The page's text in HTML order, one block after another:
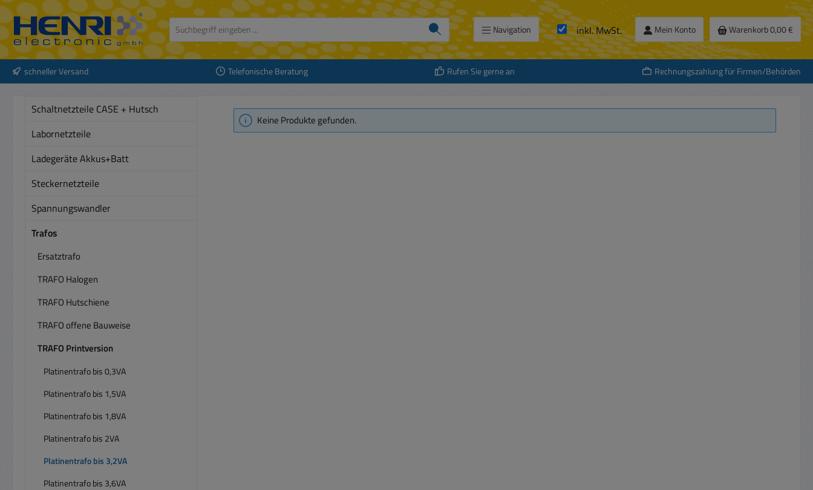
Hauptinhalt springen
Zur Suche springen
Zur Hauptnavigation springen
Navigation inkl. MwSt. Mein Konto Warenkorb0,00 €
schneller Versand Telefonische Beratung Rufen Sie gerne an Rechnungszahlung für Firmen/Behörden
Schaltnetzteile CASE + Hutsch
Labornetzteile
Ladegeräte Akkus+Batt
Steckernetzteile
Spannungswandler
Trafos
Ersatztrafo
TRAFO Halogen
TRAFO Hutschiene
TRAFO offene Bauweise
TRAFO Printversion
Platinentrafo bis 0,3VA
Platinentrafo bis 1,5VA
Platinentrafo bis 1,8VA
Platinentrafo bis 2VA
Platinentrafo bis 3,2VA
Platinentrafo bis 3,6VA
Keine Produkte gefunden.